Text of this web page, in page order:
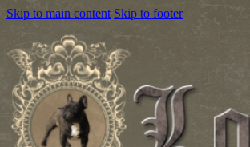
Skip to main content Skip to footer